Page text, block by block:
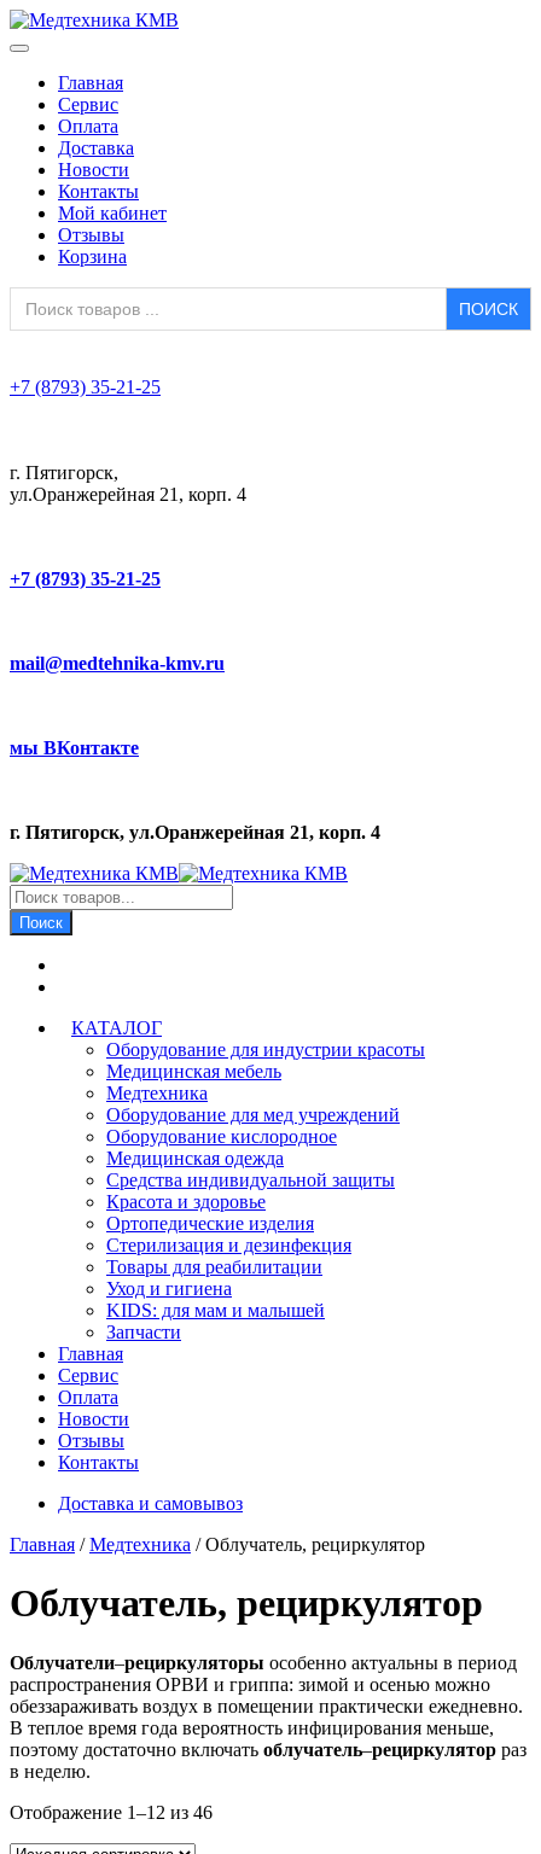
Главная
Сервис
Оплата
Доставка
Новости
Контакты
Мой кабинет
Отзывы
Корзина
Search
for:
+7 (8793) 35-21-25
г. Пятигорск,
ул.Оранжерейная 21, корп. 4
+7 (8793) 35-21-25
mail@medtehnika-kmv.ru
мы ВКонтакте
г. Пятигорск, ул.Оранжерейная 21, корп. 4
Поиск
товаров
Поиск
КАТАЛОГ
Оборудование для индустрии красоты
Медицинская мебель
Медтехника
Оборудование для мед учреждений
Оборудование кислородное
Медицинская одежда
Средства индивидуальной защиты
Красота и здоровье
Ортопедические изделия
Стерилизация и дезинфекция
Товары для реабилитации
Уход и гигиена
KIDS: для мам и малышей
Запчасти
Главная
Сервис
Оплата
Новости
Отзывы
Контакты
Доставка и самовывоз
Главная /Медтехника / Облучатель, рециркулятор
Облучатель, рециркулятор
Облучатели–рециркуляторы особенно актуальны в период
распространения ОРВИ и гриппа: зимой и осенью можно
обеззараживать воздух в помещении практически ежедневно.
В теплое время года вероятность инфицирования меньше,
поэтому достаточно включать облучатель–рециркулятор раз
в неделю.
Отображение 1–12 из 46